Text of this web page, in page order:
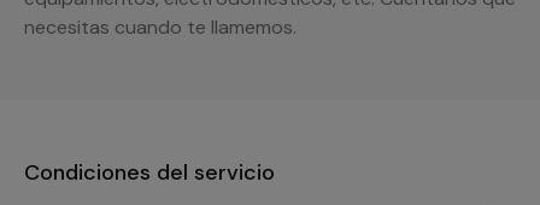
necesitas cuando te llamemos.
Condiciones del servicio